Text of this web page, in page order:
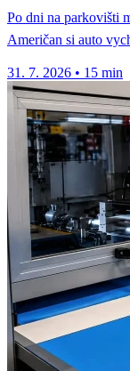
Po dni na parkovišti
Američan si auto
31. 7. 2026 • 15 min